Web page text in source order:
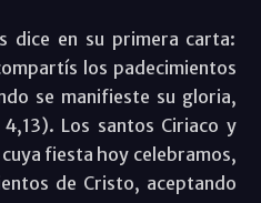
dice en su primera carta:
los padecimientos
se manifieste su gloria,
Los santos Ciriaco y
fiesta hoy celebramos,
de Cristo, aceptando